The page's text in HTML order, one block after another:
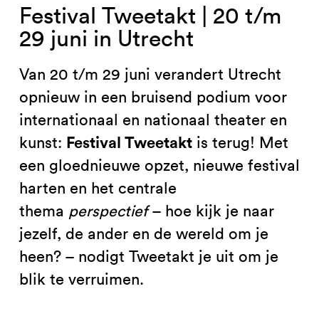
Festival Tweetakt | 20 t/m
29 juni in Utrecht
Van 20 t/m 29 juni verandert Utrecht
opnieuw in een bruisend podium voor
internationaal en nationaal theater en
kunst: Festival Tweetaktis terug! Met
een gloednieuwe opzet, nieuwe festival
harten en het centrale
thema perspectief– hoe kijk je naar
jezelf, de ander en de wereld om je
heen? – nodigt Tweetakt je uit om je
blik te verruimen.